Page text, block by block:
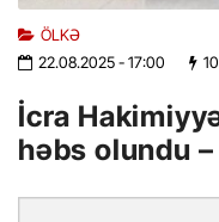
ÖLKƏ
22.08.2025- 17:00
İcra
həbs olundu